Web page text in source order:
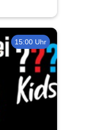
15:00 Uhr